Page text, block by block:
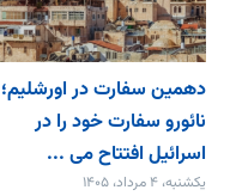
دهمین سفارت در اورشلیم؛
نائورو سفارت خود را در
اسرائیل افتتاح می‌ ...
یکشنبه، ۴ مرداد، ۱۴۰۵